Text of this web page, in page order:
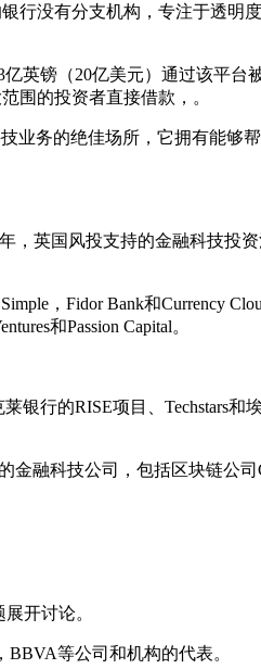
行没有分支机构，专注于透明
英镑（20亿美元）通过该平台
围的投资者直接借款，。
业务的绝佳场所，它拥有能够
，英国风投支持的金融科技投
，Fidor Bank和Currency
和Passion Capital。
行的RISE项目、Techstars和
融科技公司，包括区块链公司
开讨论。
等公司和机构的代表。